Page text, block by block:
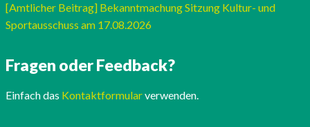
[Amtlicher Beitrag] Bekanntmachung Sitzung Kultur- und
Sportausschuss am 17.08.2026
Fragen oder Feedback?
Einfach das Kontaktformularverwenden.